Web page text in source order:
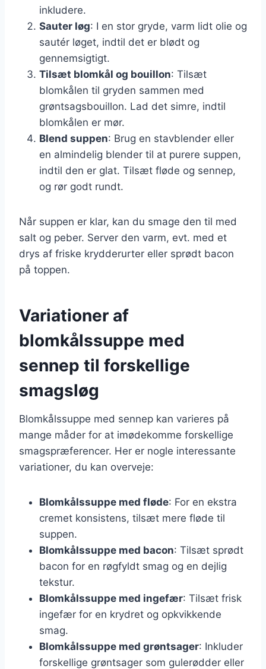
inkludere.
Sauter løg: I en stor gryde, varm lidt olie og
sautér løget, indtil det er blødt og
gennemsigtigt.
Tilsæt blomkål og bouillon: Tilsæt
blomkålen til gryden sammen med
grøntsagsbouillon. Lad det simre, indtil
blomkålen er mør.
Blend suppen: Brug en stavblender eller
en almindelig blender til at purere suppen,
indtil den er glat. Tilsæt fløde og sennep,
og rør godt rundt.
Når suppen er klar, kan du smage den til med
salt og peber. Server den varm, evt. med et
drys af friske krydderurter eller sprødt bacon
på toppen.
Variationer af
blomkålssuppe med
sennep til forskellige
smagsløg
Blomkålssuppe med sennep kan varieres på
mange måder for at imødekomme forskellige
smagspræferencer. Her er nogle interessante
variationer, du kan overveje:
Blomkålssuppe med fløde: For en ekstra
cremet konsistens, tilsæt mere fløde til
suppen.
Blomkålssuppe med bacon: Tilsæt sprødt
bacon for en røgfyldt smag og en dejlig
tekstur.
Blomkålssuppe med ingefær: Tilsæt frisk
ingefær for en krydret og opkvikkende
smag.
Blomkålssuppe med grøntsager: Inkluder
forskellige grøntsager som gulerødder eller